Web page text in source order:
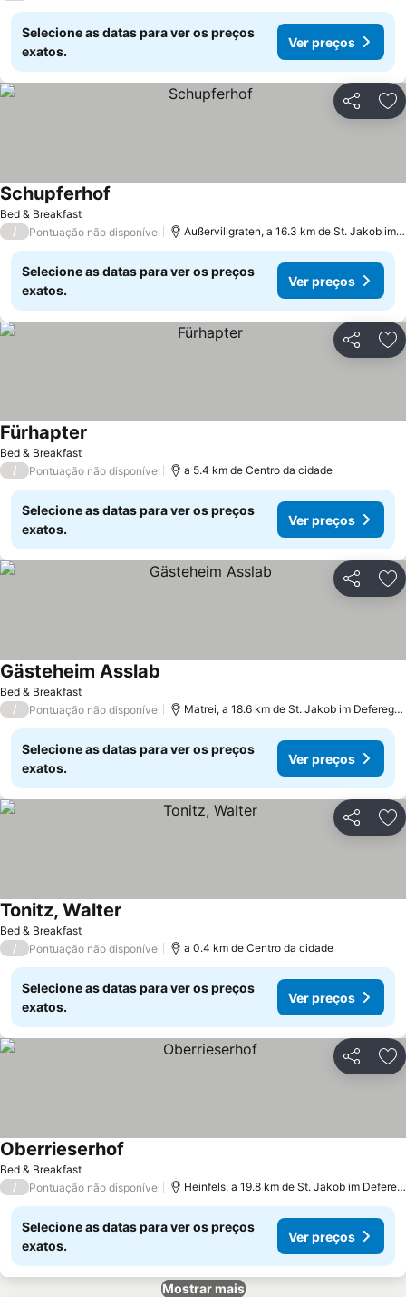
Selecione as datas para ver os preços
exatos.
Ver preços
Partilhar
Bed & Breakfast
Schupferhof
/ Pontuação não disponível Außervillgraten, a 16.3 km de St. Jakob im Defereggental
Selecione as datas para ver os preços
exatos.
Ver preços
Partilhar
Bed & Breakfast
Fürhapter
/ Pontuação não disponível a 5.4 km de Centro da cidade
Selecione as datas para ver os preços
exatos.
Ver preços
Partilhar
Bed & Breakfast
Gästeheim Asslab
/ Pontuação não disponível Matrei, a 18.6 km de St. Jakob im Defereggental
Selecione as datas para ver os preços
exatos.
Ver preços
Partilhar
Bed & Breakfast
Tonitz, Walter
/ Pontuação não disponível a 0.4 km de Centro da cidade
Selecione as datas para ver os preços
exatos.
Ver preços
Partilhar
Bed & Breakfast
Oberrieserhof
/ Pontuação não disponível Heinfels, a 19.8 km de St. Jakob im Defereggental
Selecione as datas para ver os preços
exatos.
Ver preços
Mostrar mais